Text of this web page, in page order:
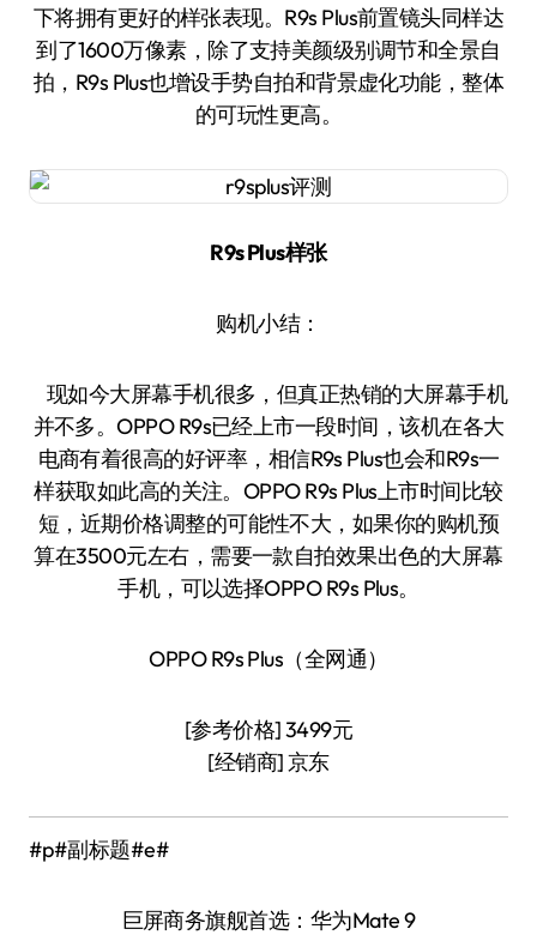
下将拥有更好的样张表现。R9s Plus前置镜头同样达
到了1600万像素，除了支持美颜级别调节和全景自
拍，R9s Plus也增设手势自拍和背景虚化功能，整体
的可玩性更高。
R9s Plus样张
购机小结：
现如今大屏幕手机很多，但真正热销的大屏幕手机
并不多。OPPO R9s已经上市一段时间，该机在各大
电商有着很高的好评率，相信R9s Plus也会和R9s一
样获取如此高的关注。OPPO R9s Plus上市时间比较
短，近期价格调整的可能性不大，如果你的购机预
算在3500元左右，需要一款自拍效果出色的大屏幕
手机，可以选择OPPO R9s Plus。
OPPO R9s Plus（全网通）
[参考价格] 3499元
[经销商] 京东
#p#副标题#e#
巨屏商务旗舰首选：华为Mate 9